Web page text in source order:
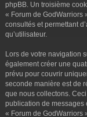
phpBB. Un troisième
« Forum de GodWarriors
consultés et permettant
qu’utilisateur.
Lors de votre navigation
également créer une
prévu pour couvrir
seconde manière est de
que nous collectons.
publication de messages
« Forum de GodWarriors